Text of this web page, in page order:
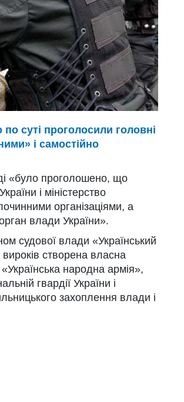
суті проголосили головні
і самостійно
«було проголошено, що
і міністерство
організаціями, а
влади України».
судової влади «Український
створена власна
народна армія»,
гвардії України і
захоплення влади і